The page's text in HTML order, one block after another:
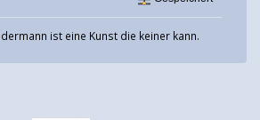
ist eine Kunst die keiner kann.